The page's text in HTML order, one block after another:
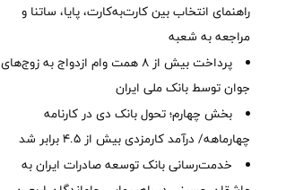
راهنمای انتخاب بین کارت‌به‌کارت، پایا، ساتنا و
مراجعه به شعبه
پرداخت بیش از ۸ همت وام ازدواج به زوج‌های
جوان توسط بانک ملی ایران
بخش چهارم؛ تحول بانک دی در کارنامه
چهارماهه/ درآمد کارمزدی بیش از ۴.۵ برابر شد
خدمت‌رسانی بانک توسعه صادرات ایران به